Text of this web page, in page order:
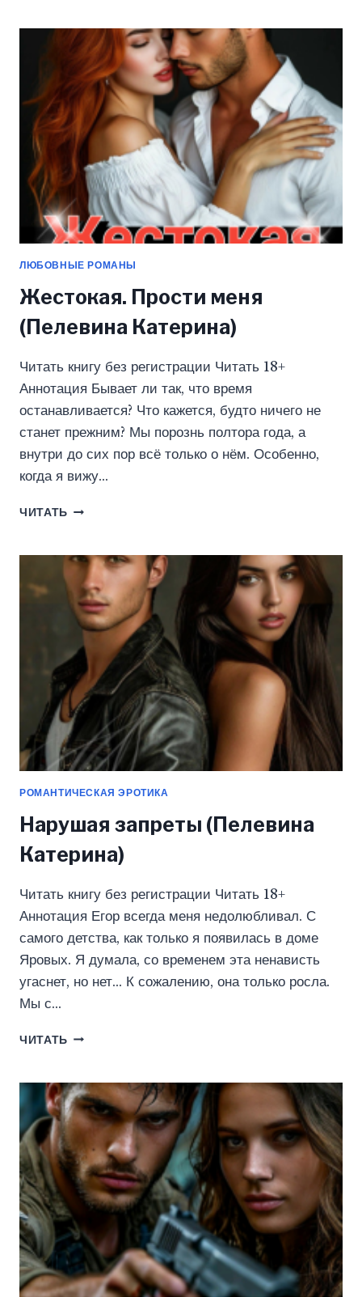
(ПЕЛЕВИНА
КАТЕРИНА)
ЛЮБОВНЫЕ РОМАНЫ
Жестокая. Прости меня
(Пелевина Катерина)
Читать книгу без регистрации Читать 18+
Аннотация Бывает ли так, что время
останавливается? Что кажется, будто ничего не
станет прежним? Мы порознь полтора года, а
внутри до сих пор всё только о нём. Особенно,
когда я вижу…
ЧИТАТЬ ЖЕСТОКАЯ.
(ПЕЛЕВИНА
КАТЕРИНА)
РОМАНТИЧЕСКАЯ ЭРОТИКА
Нарушая запреты (Пелевина
Катерина)
Читать книгу без регистрации Читать 18+
Аннотация Егор всегда меня недолюбливал. С
самого детства, как только я появилась в доме
Яровых. Я думала, со временем эта ненависть
угаснет, но нет… К сожалению, она только росла.
Мы с…
ЧИТАТЬ НАРУШАЯ
КАТЕРИНА)